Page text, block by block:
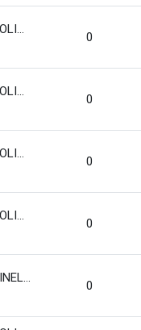
RICARDO DE OLIVEIRA BRASIL COSTA
0
RICARDO DE OLIVEIRA BRASIL COSTA
0
RICARDO DE OLIVEIRA BRASIL COSTA
0
RICARDO DE OLIVEIRA BRASIL COSTA
0
RIANN MARTINELLI BATISTA
0